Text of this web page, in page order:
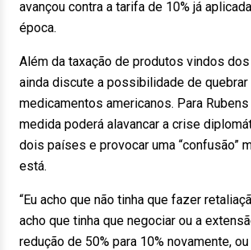
avançou contra a tarifa de 10% já
época.
Além da taxação de produtos vindos dos
ainda discute a possibilidade de
medicamentos americanos. Para Rubens
medida poderá alavancar a crise
dois países e provocar uma “confusão”
está.
“Eu acho que não tinha que fazer
acho que tinha que negociar ou a
redução de 50% para 10% novamente,